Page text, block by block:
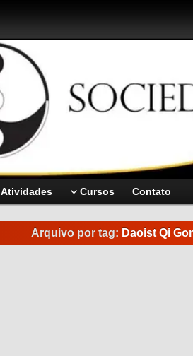
Atividades Cursos Contato
Arquivo por tag: Daoist Qi